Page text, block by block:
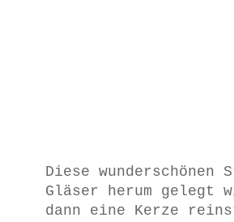
Diese
Gläser herum gelegt
dann eine Kerze